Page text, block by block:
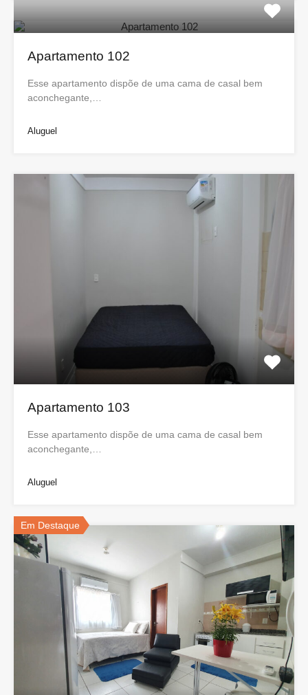
Apartamento 102
Esse apartamento dispõe de uma cama de casal bem
aconchegante,…
Aluguel
Apartamento 103
Esse apartamento dispõe de uma cama de casal bem
aconchegante,…
Aluguel
Em Destaque